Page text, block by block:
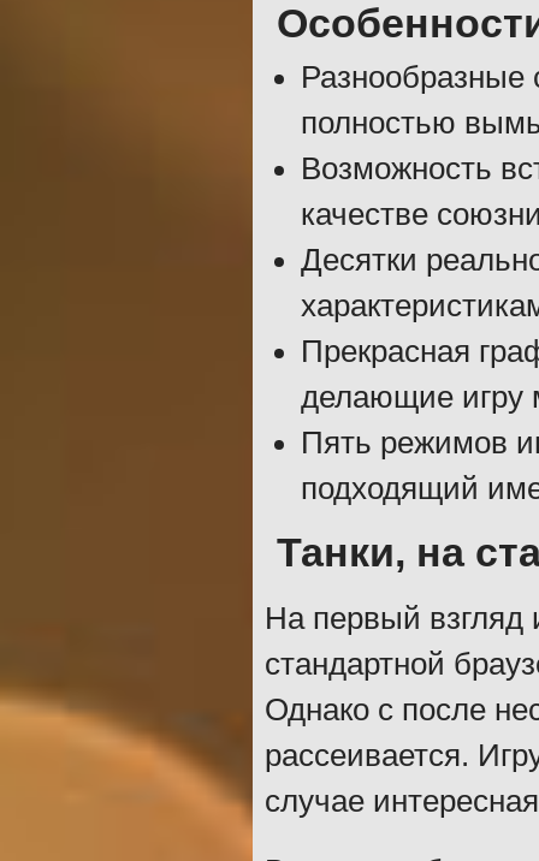
Разнообразные
полностью
Возможность
качестве
Десятки
Прекрасная
делающие игру
Пять режимов
подходящий
Танки, на
На первый взгляд
стандартной
Однако с после
рассеивается.
случае